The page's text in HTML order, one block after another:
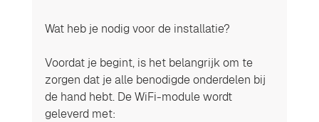
Wat heb je nodig voor de installatie?
Voordat je begint, is het belangrijk om te
zorgen dat je alle benodigde onderdelen bij
de hand hebt. De WiFi-module wordt
geleverd met: